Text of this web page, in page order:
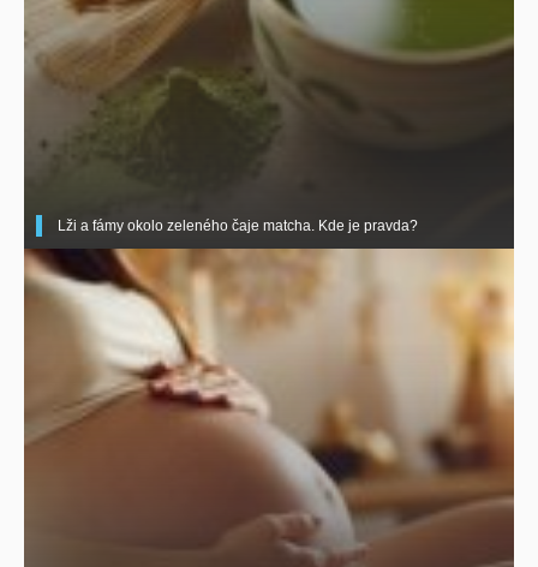
Lži a fámy okolo zeleného čaje matcha. Kde je pravda?